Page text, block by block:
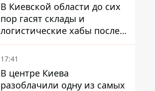
В Киевской области до сих
пор гасят склады и
логистические хабы после
прилетов ракет - ГСЧС
17:41
В центре Киева
разоблачили одну из самых